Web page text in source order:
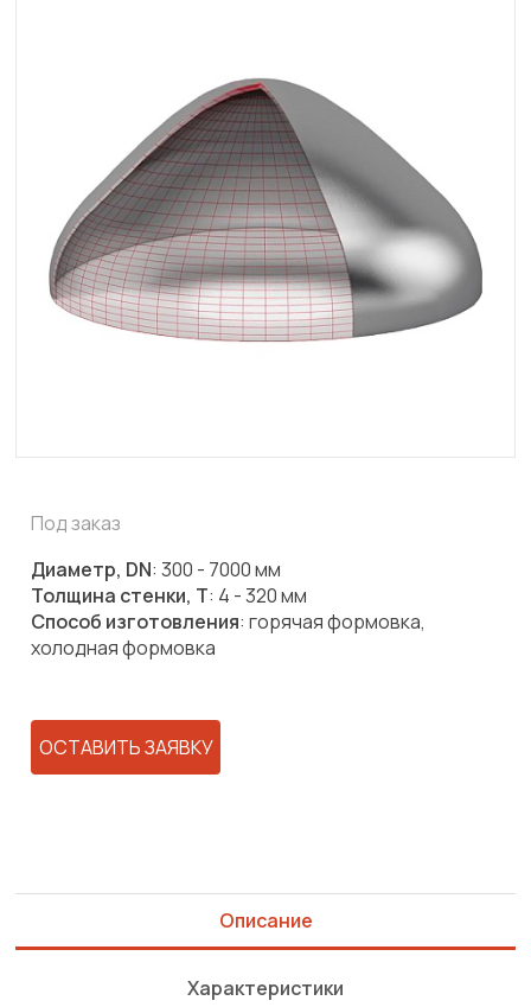
Под заказ
Диаметр, DN: 300 - 7000 мм
Толщина стенки, T: 4 - 320 мм
Способ изготовления: горячая формовка,
холодная формовка
ОСТАВИТЬ ЗАЯВКУ
Описание
Характеристики